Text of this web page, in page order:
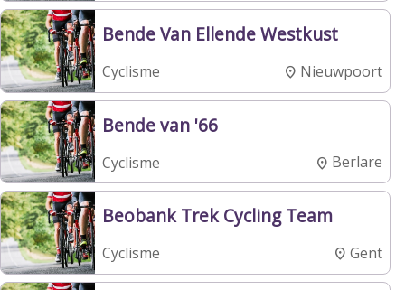
Bende Van Ellende Westkust
Cyclisme Nieuwpoort
Bende van '66
Cyclisme Berlare
Beobank Trek Cycling Team
Cyclisme Gent